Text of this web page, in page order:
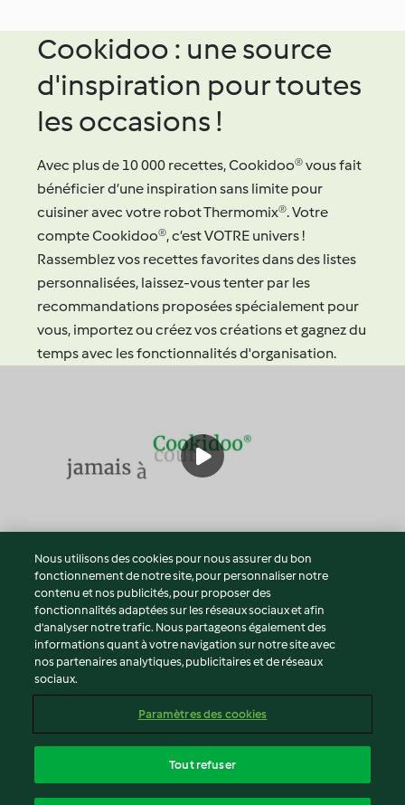
Cookidoo : une source
d'inspiration pour toutes
les occasions !
Avec plus de 10 000 recettes, Cookidoo® vous fait
bénéficier d’une inspiration sans limite pour
cuisiner avec votre robot Thermomix®. Votre
compte Cookidoo®, c’est VOTRE univers !
Rassemblez vos recettes favorites dans des listes
personnalisées, laissez-vous tenter par les
recommandations proposées spécialement pour
vous, importez ou créez vos créations et gagnez du
temps avec les fonctionnalités d'organisation.
© Copyright 2026
Conditions d'utilisation
Politique de confidentialité
Non-responsabilité
Mentions légales
Contenu du rapport
Déclaration d'accessibilité
Nous utilisons des cookies pour nous assurer du bon
fonctionnement de notre site, pour personnaliser notre
contenu et nos publicités, pour proposer des
fonctionnalités adaptées sur les réseaux sociaux et afin
d’analyser notre trafic. Nous partageons également des
informations quant à votre navigation sur notre site avec
nos partenaires analytiques, publicitaires et de réseaux
sociaux.
Paramètres des cookies
Tout refuser